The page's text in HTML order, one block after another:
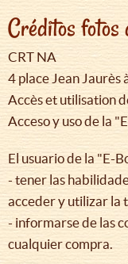
Créditos
CRT NA
4 place Jean Jaurès
Accès et utilisation
Acceso y uso de la
El usuario de la "E-
- tener las
acceder y utilizar la
- informarse de las
cualquier compra.